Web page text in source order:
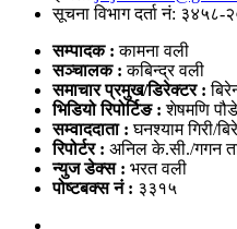
सूचना विभाग दर्ता नं:
सम्पादक :कामना वली
सञ्‍चालक : कबिन्द्र वली
समाचार प्रमुख/डिरेक्टर :
भिडियो रिपोर्टिङ : शेषमणि
सम्वाददाता :घनश्याम गिरी/
रिपोर्टर : अनिल के.सी./गगन
न्युज डेक्स : भरत वली
पोष्‍टबक्स नं : ३३१५